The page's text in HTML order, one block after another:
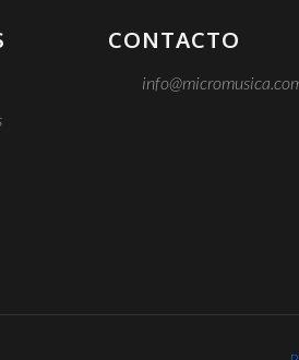
CONTACTO